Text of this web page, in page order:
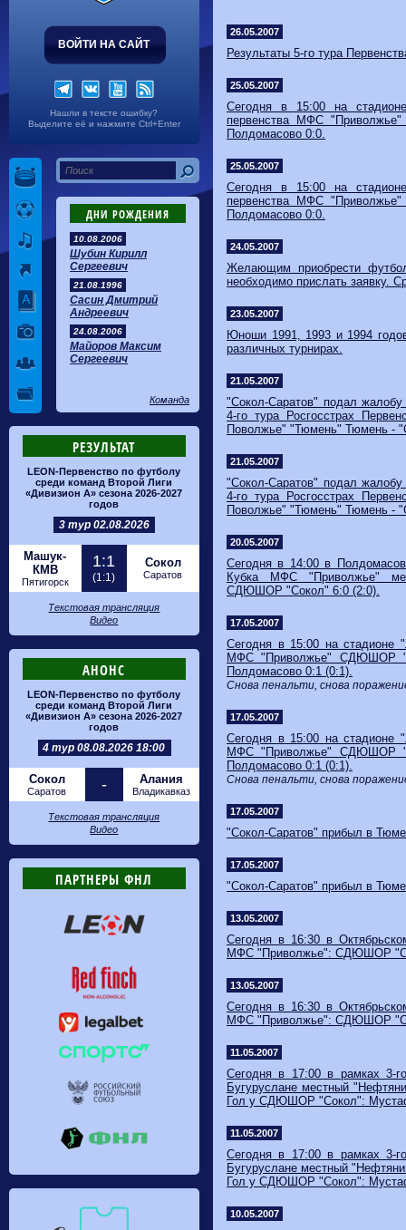
ВОЙТИ НА САЙТ
Нашли в тексте ошибку?
Выделите её и нажмите Ctrl+Enter
ДНИ РОЖДЕНИЯ
10.08.2006
Шубин Кирилл
Сергеевич
21.08.1996
Сасин Дмитрий
Андреевич
24.08.2006
Майоров Максим
Сергеевич
Команда
РЕЗУЛЬТАТ
LEON-Первенство по футболу
среди команд Второй Лиги
«Дивизион А» сезона 2026-2027
годов
3 тур 02.08.2026
Машук-
КМВ
Пятигорск
1:1
(1:1)
Сокол
Саратов
Текстовая трансляция
Видео
АНОНС
LEON-Первенство по футболу
среди команд Второй Лиги
«Дивизион А» сезона 2026-2027
годов
4 тур 08.08.2026 18:00
Сокол
Саратов - Алания
Владикавказ
Текстовая трансляция
Видео
ПАРТНЕРЫ ФНЛ
26.05.2007
Результаты 5-го тура
25.05.2007
Сегодня в 15:00 на
первенства МФС
Полдомасово 0:0.
25.05.2007
Сегодня в 15:00 на
первенства МФС
Полдомасово 0:0.
24.05.2007
Желающим приобрести
необходимо прислать заявку.
23.05.2007
Юноши 1991, 1993 и 1994
различных турнирах.
21.05.2007
"Сокол-Саратов" подал
4-го тура Росгосстрах
Поволжье" "Тюмень" Тюмень -
21.05.2007
"Сокол-Саратов" подал
4-го тура Росгосстрах
Поволжье" "Тюмень" Тюмень -
20.05.2007
Сегодня в 14:00 в
Кубка МФС "Приволжье"
СДЮШОР "Сокол" 6:0 (2:0).
17.05.2007
Сегодня в 15:00 на стадионе
МФС "Приволжье" СДЮШОР
Полдомасово 0:1 (0:1).
Снова пенальти, снова
17.05.2007
Сегодня в 15:00 на стадионе
МФС "Приволжье" СДЮШОР
Полдомасово 0:1 (0:1).
Снова пенальти, снова
17.05.2007
"Сокол-Саратов" прибыл в
17.05.2007
"Сокол-Саратов" прибыл в
13.05.2007
Сегодня в 16:30 в
МФС "Приволжье": СДЮШОР
13.05.2007
Сегодня в 16:30 в
МФС "Приволжье": СДЮШОР
11.05.2007
Сегодня в 17:00 в рамках 3-
Бугуруслане местный
Гол у СДЮШОР "Сокол":
11.05.2007
Сегодня в 17:00 в рамках 3-
Бугуруслане местный
Гол у СДЮШОР "Сокол":
10.05.2007